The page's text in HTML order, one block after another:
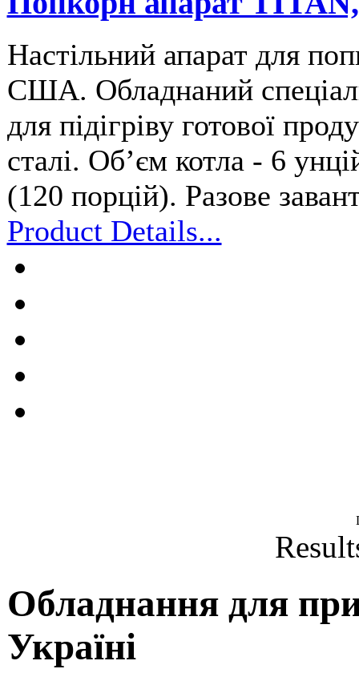
Настільний апарат для
США. Обладнаний
для підігріву готової
сталі. Обʼєм котла - 6
(120 порцій). Разове
Product Details...
Обладнання для
Україні